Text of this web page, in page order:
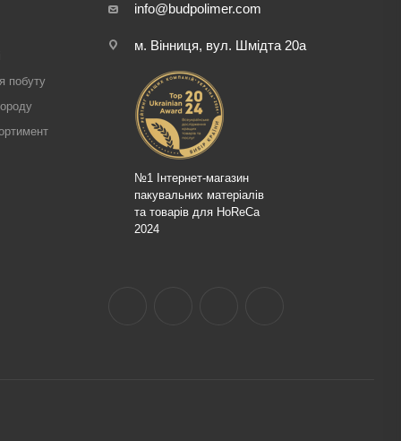
побуту
info@budpolimer.com
м. Вінниця, вул. Шмідта 20а
№1 Інтернет-магазин
пакувальних матеріалів
та товарів для HoReCa
2024